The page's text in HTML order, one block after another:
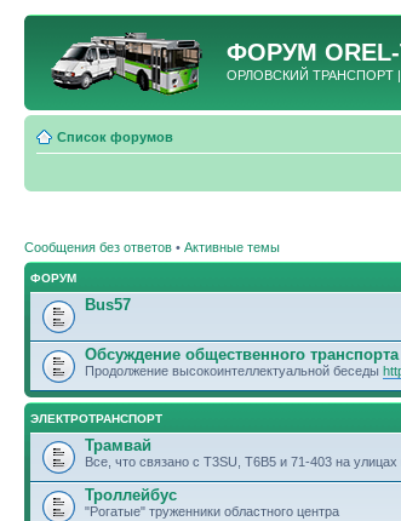
ФОРУМ
ОРЛОВСКИЙ ТРАНСПОРТ |
Список форумов
Сообщения без ответов • Активные темы
ФОРУМ
Bus57
Обсуждение общественного транспорта
Продолжение высокоинтеллектуальной беседы
ЭЛЕКТРОТРАНСПОРТ
Трамвай
Все, что связано с T3SU, T6B5 и 71-403 на улицах
Троллейбус
"Рогатые" труженники областного центра